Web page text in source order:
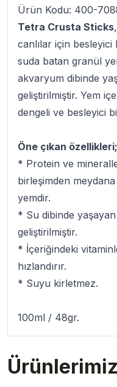
Ürün Kodu: 400-
Tetra Crusta Sticks
canlılar için besleyici
suda batan granül
akvaryum dibinde
geliştirilmiştir. Yem
dengeli ve besleyici
Öne çıkan özellikleri;
* Protein ve
birleşimden
yemdir.
* Su dibinde
geliştirilmiştir.
* İçeriğindeki
hızlandırır.
* Suyu kirletmez.
100ml / 48gr.